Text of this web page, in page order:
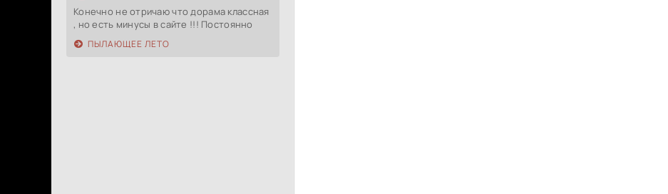
Конечно не отричаю что дорама классная
, но есть минусы в сайте !!! Постоянно
ПЫЛАЮЩЕЕ ЛЕТО